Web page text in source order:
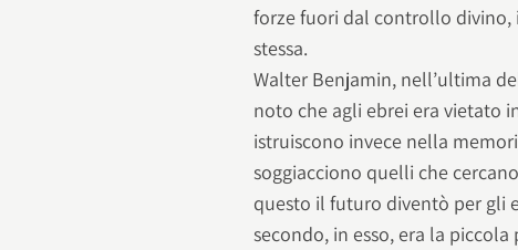
forze fuori dal controllo divino,
stessa.
Walter Benjamin, nell’ultima
noto che agli ebrei era vietato
istruiscono invece nella
soggiacciono quelli che
questo il futuro diventò per gli
secondo, in esso, era la